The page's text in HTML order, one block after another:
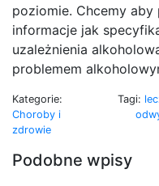
poziomie. Chcemy
informacje jak
uzależnienia
problemem
Kategorie:
Choroby i
zdrowie
Tagi:
Podobne wpisy